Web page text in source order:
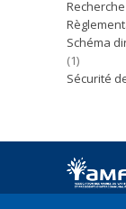
Schéma
(1)
Sécurité